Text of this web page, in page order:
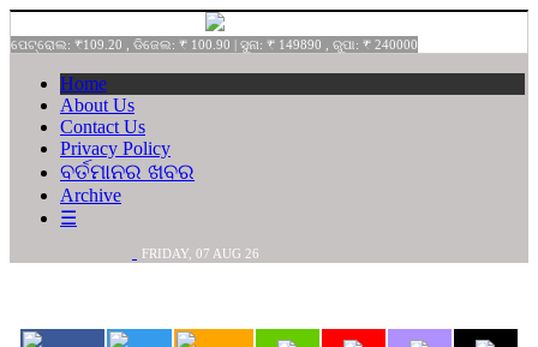
ପେଟ୍ରୋଲ: ₹109.20 , ଡିଜେଲ: ₹ 100.90 | ସୁନା: ₹ 149890 , ରୁପା: ₹ 240000
Home
About Us
Contact Us
Privacy Policy
ବର୍ତମାନର ଖବର
Archive
☰
FRIDAY, 07 AUG 26